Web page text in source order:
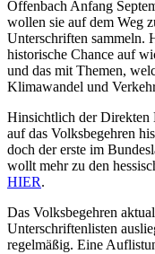
Offenbach Anfang
wollen sie auf dem Weg
Unterschriften sammeln.
historische Chance auf
und das mit Themen,
Klimawandel und
Hinsichtlich der Direkten
auf das Volksbegehren
doch der erste im
wollt mehr zu den
HIER.
Das Volksbegehren
Unterschriftenlisten
regelmäßig. Eine